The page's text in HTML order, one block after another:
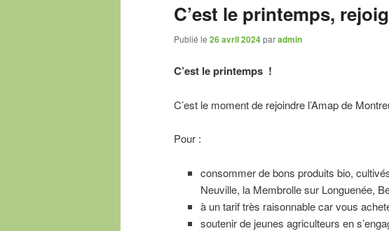
C’est le printemps,
Publié le 26 avril 2024paradmin
C’est le printemps !
C’est le moment de rejoindre l’Amap de
Pour :
consommer de bons produits bio,
Neuville, la Membrolle sur Longuenée,
à un tarif très raisonnable car vous
soutenir de jeunes agriculteurs en